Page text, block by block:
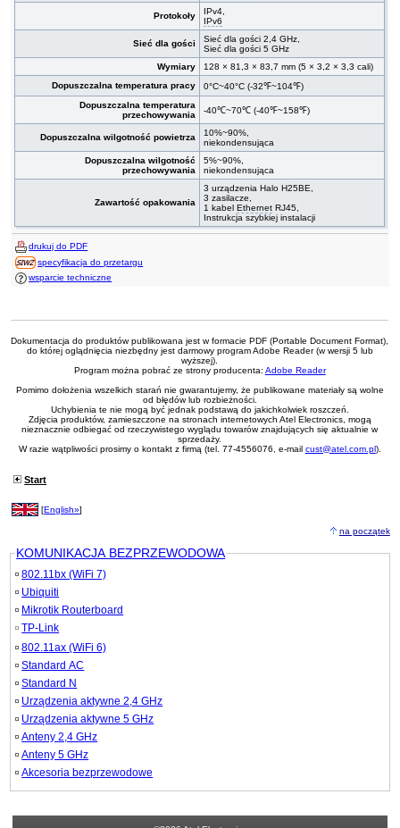
Protokoły
IPv4,
IPv6
Sieć dla gości
Sieć dla gości 2,4 GHz,
Sieć dla gości 5 GHz
Wymiary
128 × 81,3 × 83,7 mm (5 × 3,2 × 3,3 cali)
Dopuszczalna temperatura pracy
0°C~40°C (-32℉~104℉)
Dopuszczalna temperatura
przechowywania
-40℃~70℃ (-40℉~158℉)
Dopuszczalna wilgotność powietrza
10%~90%,
niekondensująca
Dopuszczalna wilgotność
przechowywania
5%~90%,
niekondensująca
Zawartość opakowania
3 urządzenia Halo H25BE,
3 zasilacze,
1 kabelEthernet RJ45,
Instrukcja szybkiej instalacji
drukuj do PDF
specyfikacja do przetargu
wsparcie techniczne
Dokumentacja do produktów publikowana jest w formacie PDF (Portable Document Format),
do której oglądnięcia niezbędny jest darmowy program Adobe Reader (w wersji 5 lub
wyższej).
Program można pobrać ze strony producenta: Adobe Reader
Pomimo dołożenia wszelkich starań nie gwarantujemy, że publikowane materiały są wolne
od błędów lub rozbieżności.
Uchybienia te nie mogą być jednak podstawą do jakichkolwiek roszczeń.
Zdjęcia produktów, zamieszczone na stronach internetowych Atel Electronics, mogą
nieznacznie odbiegać od rzeczywistego wyglądu towarów znajdujących się aktualnie w
sprzedaży.
W razie wątpliwości prosimy o kontakt z firmą (tel. 77-4556076, e-mail cust@atel.com.pl).
Start
[English»]
na początek
KOMUNIKACJA BEZPRZEWODOWA
802.11bx (WiFi 7)
Ubiquiti
Mikrotik Routerboard
TP-Link
802.11ax (WiFi 6)
Standard AC
Standard N
Urządzenia aktywne 2,4 GHz
Urządzenia aktywne 5 GHz
Anteny 2,4 GHz
Anteny 5 GHz
Akcesoria bezprzewodowe